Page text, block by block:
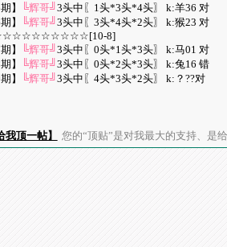
】
╚辉哥╝3头中〖1头*3头*4头〗 k:羊36 对
】
╚辉哥╝3头中〖3头*4头*2头〗 k:猴23 对
8]
】
╚辉哥╝3头中〖0头*1头*3头〗 k:马01 对
】
╚辉哥╝3头中〖0头*2头*3头〗 k:兔16 错
】
╚辉哥╝3头中〖4头*3头*2头〗 k:？??对
我顶一帖】 您的“顶贴”是对我最大的支持、是